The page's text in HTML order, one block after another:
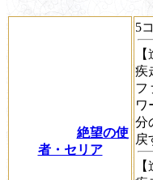
絶望の使
者・セリア
5
疾
フ
ワ
分
戻